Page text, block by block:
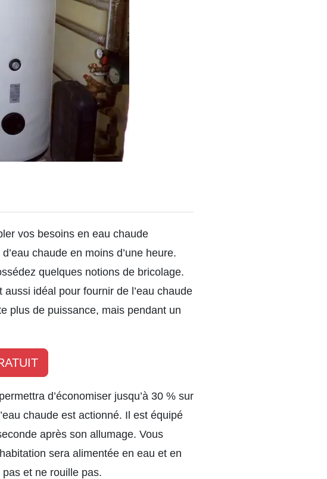
vos besoins en eau chaude
chaude en moins d’une heure.
quelques notions de bricolage.
idéal pour fournir de l’eau chaude
plus de puissance, mais pendant un
d’économiser jusqu’à 30 % sur
chaude est actionné. Il est équipé
après son allumage. Vous
sera alimentée en eau et en
et ne rouille pas.